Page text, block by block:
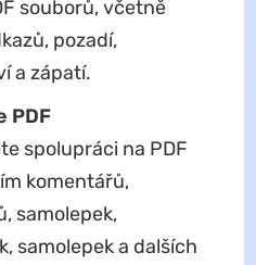
souborů, včetně
pozadí,
a zápatí.
PDF
spolupráci na PDF
komentářů,
samolepek,
samolepek a dalších